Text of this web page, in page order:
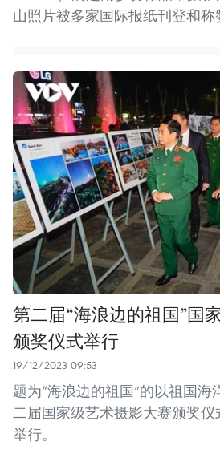
山照片被多家国际报纸刊登和称
第二届“海浪边的祖国”国
颁奖仪式举行
19/12/2023 09:53
题为“海浪边的祖国”的以祖国
二届国家级艺术摄影大赛颁奖仪
举行。